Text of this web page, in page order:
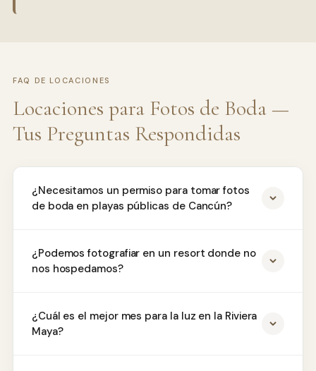
FAQ DE LOCACIONES
Locaciones para Fotos de Boda —
Tus Preguntas Respondidas
¿Necesitamos un permiso para tomar fotos
de boda en playas públicas de Cancún?
¿Podemos fotografiar en un resort donde no
nos hospedamos?
¿Cuál es el mejor mes para la luz en la Riviera
Maya?